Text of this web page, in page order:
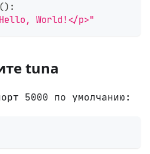
() :
World!</p>"
tuna
5000 по умолчанию: